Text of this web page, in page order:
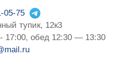
05-75
тупик, 12к3
17:00, обед 12:30 — 13:30